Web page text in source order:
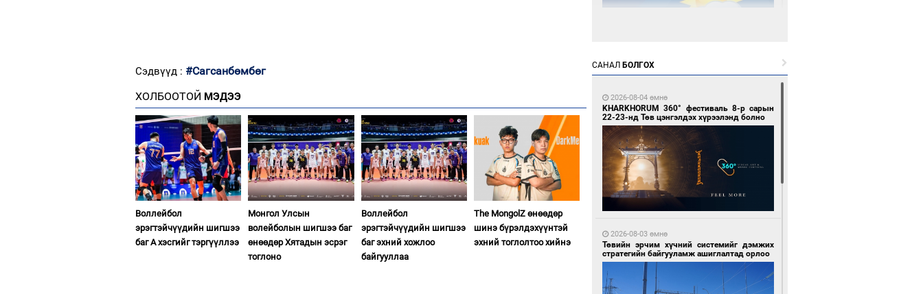
Сэдвүүд : #Сагсанбөмбөг
ХОЛБООТОЙ МЭДЭЭ
Воллейбол
эрэгтэйчүүдийн шигшээ
баг А хэсгийг тэргүүллээ
Монгол Улсын
волейболын шигшээ баг
өнөөдөр Хятадын эсрэг
тоглоно
Воллейбол
эрэгтэйчүүдийн шигшээ
баг эхний хожлоо
байгууллаа
The MongolZ өнөөдөр
шинэ бүрэлдэхүүнтэй
эхний тоглолтоо хийнэ
1 өдрийн өмнө өмнө
1 өдрийн өмнө өмнө
САНАЛ БОЛГОХ
2026-08-04 өмнө
KHARKHORUM 360° фестиваль 8-р сарын
22-23-нд Төв цэнгэлдэх хүрээлэнд болно
2026-08-03 өмнө
Төвийн эрчим хүчний системийг дэмжих
стратегийн байгууламж ашиглалтад орлоо